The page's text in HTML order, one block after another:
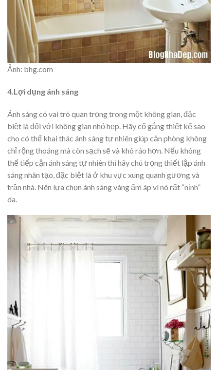
Ảnh: bhg.com
4.Lợi dụng ánh sáng
Ánh sáng có vai trò quan trọng trong một không gian, đặc
biệt là đối với không gian nhỏ hẹp. Hãy cố gắng thiết kế sao
cho có thể khai thác ánh sáng tự nhiên giúp căn phòng không
chỉ rộng thoáng mà còn sạch sẽ và khô ráo hơn. Nếu không
thể tiếp cận ánh sáng tự nhiên thì hãy chú trọng thiết lập ánh
sáng nhân tạo, đặc biệt là ở khu vực xung quanh gương và
trần nhà. Nên lựa chọn ánh sáng vàng ấm áp vì nó rất “nịnh”
da.